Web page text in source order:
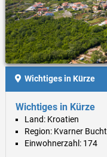
Wichtiges in Kürze
Wichtiges in Kürze
Land: Kroatien
Region: Kvarner Bucht
Einwohnerzahl: 174